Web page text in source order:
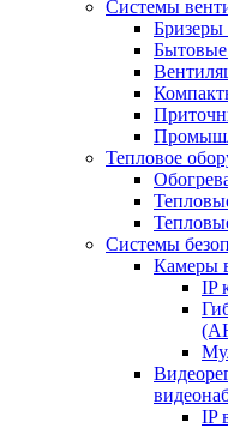
Системы
Бризеры
Тепловое
Системы
Камеры
IP
IP